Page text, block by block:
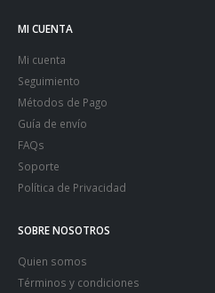
MI CUENTA
Mi cuenta
Seguimiento
Métodos de Pago
Guía de envío
FAQs
Soporte
Política de Privacidad
SOBRE NOSOTROS
Quien somos
Términos y condiciones